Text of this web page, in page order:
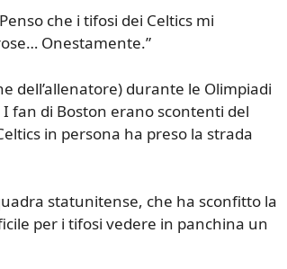
che i tifosi dei Celtics mi
Onestamente.”
dell’allenatore) durante le Olimpiadi
fan di Boston erano scontenti del
in persona ha preso la strada
statunitense, che ha sconfitto la
per i tifosi vedere in panchina un